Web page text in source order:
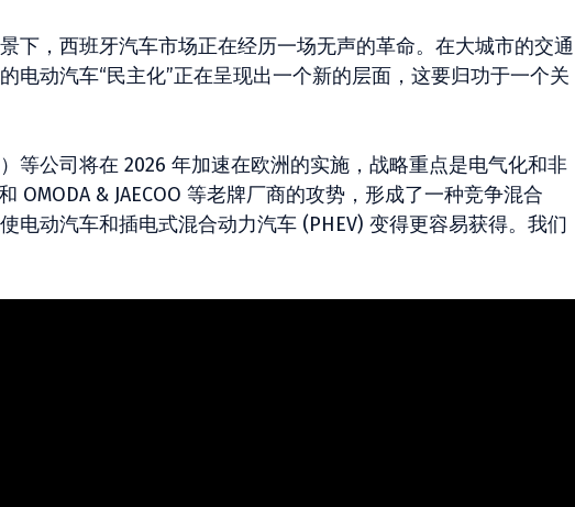
下，西班牙汽车市场正在经历一场无声的革命。在大城市的交通
电动汽车“民主化”正在呈现出一个新的层面，这要归功于一个关
等公司将在 2026 年加速在欧洲的实施，战略重点是电气化和非
OMODA & JAECOO 等老牌厂商的攻势，形成了一种竞争混合
电动汽车和插电式混合动力汽车 (PHEV) 变得更容易获得。我们